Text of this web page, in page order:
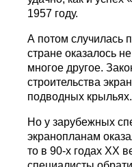
1957 году.
А потом случилась
стране оказалось
многое другое.
строительства
подводных крыльях.
Но у зарубежных
экранопланам
то в 90-х годах ХХ